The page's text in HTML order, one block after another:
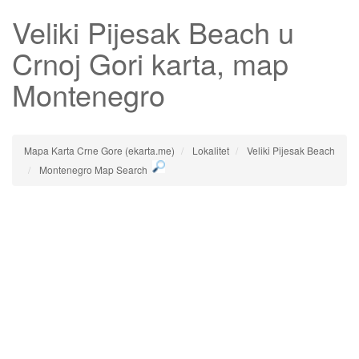
Veliki Pijesak Beach u
Crnoj Gori karta, map
Montenegro
Mapa Karta Crne Gore (ekarta.me) Lokalitet
Veliki Pijesak Beach
Montenegro Map Search